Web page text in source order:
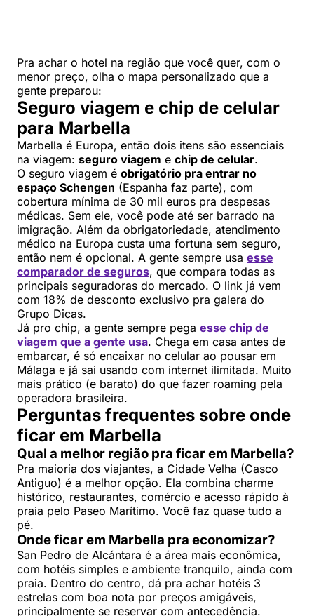
Pra achar o hotel na região que você quer, com o
menor preço, olha o mapa personalizado que a
gente preparou:
Seguro viagem e chip de celular
para Marbella
Marbella é Europa, então dois itens são essenciais
na viagem: seguro viagem e chip de celular.
O seguro viagem é obrigatório pra entrar no
espaço Schengen (Espanha faz parte), com
cobertura mínima de 30 mil euros pra despesas
médicas. Sem ele, você pode até ser barrado na
imigração. Além da obrigatoriedade, atendimento
médico na Europa custa uma fortuna sem seguro,
então nem é opcional. A gente sempre usa esse
comparador de seguros, que compara todas as
principais seguradoras do mercado. O link já vem
com 18% de desconto exclusivo pra galera do
Grupo Dicas.
Já pro chip, a gente sempre pega esse chip de
viagem que a gente usa. Chega em casa antes de
embarcar, é só encaixar no celular ao pousar em
Málaga e já sai usando com internet ilimitada. Muito
mais prático (e barato) do que fazer roaming pela
operadora brasileira.
Perguntas frequentes sobre onde
ficar em Marbella
Qual a melhor região pra ficar em Marbella?
Pra maioria dos viajantes, a Cidade Velha (Casco
Antiguo) é a melhor opção. Ela combina charme
histórico, restaurantes, comércio e acesso rápido à
praia pelo Paseo Marítimo. Você faz quase tudo a
pé.
Onde ficar em Marbella pra economizar?
San Pedro de Alcántara é a área mais econômica,
com hotéis simples e ambiente tranquilo, ainda com
praia. Dentro do centro, dá pra achar hotéis 3
estrelas com boa nota por preços amigáveis,
principalmente se reservar com antecedência.